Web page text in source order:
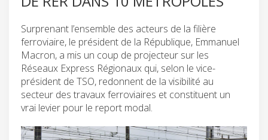
Surprenant l’ensemble des acteurs de la filière
ferroviaire, le président de la République, Emmanuel
Macron, a mis un coup de projecteur sur les
Réseaux Express Régionaux qui, selon le vice-
président de TSO, redonnent de la visibilité au
secteur des travaux ferroviaires et constituent un
vrai levier pour le report modal.